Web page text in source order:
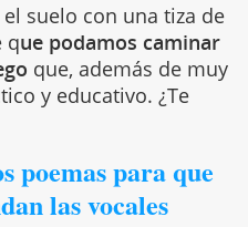
el suelo con una tiza de
que podamos caminar
que, además de muy
y educativo. ¿Te
poemas para que
las vocales